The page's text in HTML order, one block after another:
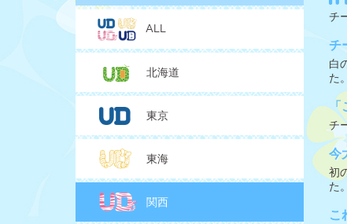
ALL
北海道
東京
東海
関西
チ
チ
白
た。
「
チ
今
初
た
こ